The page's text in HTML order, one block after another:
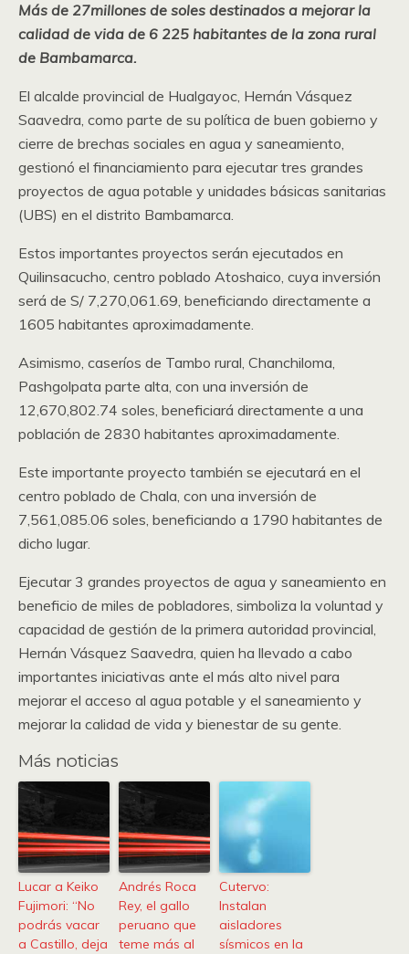
Más de 27millones de soles destinados a mejorar la
calidad de vida de 6 225 habitantes de la zona rural
de Bambamarca.
El alcalde provincial de Hualgayoc, Hernán Vásquez
Saavedra, como parte de su política de buen gobierno y
cierre de brechas sociales en agua y saneamiento,
gestionó el financiamiento para ejecutar tres grandes
proyectos de agua potable y unidades básicas sanitarias
(UBS) en el distrito Bambamarca.
Estos importantes proyectos serán ejecutados en
Quilinsacucho, centro poblado Atoshaico, cuya inversión
será de S/ 7,270,061.69, beneficiando directamente a
1605 habitantes aproximadamente.
Asimismo, caseríos de Tambo rural, Chanchiloma,
Pashgolpata parte alta, con una inversión de
12,670,802.74 soles, beneficiará directamente a una
población de 2830 habitantes aproximadamente.
Este importante proyecto también se ejecutará en el
centro poblado de Chala, con una inversión de
7,561,085.06 soles, beneficiando a 1790 habitantes de
dicho lugar.
Ejecutar 3 grandes proyectos de agua y saneamiento en
beneficio de miles de pobladores, simboliza la voluntad y
capacidad de gestión de la primera autoridad provincial,
Hernán Vásquez Saavedra, quien ha llevado a cabo
importantes iniciativas ante el más alto nivel para
mejorar el acceso al agua potable y el saneamiento y
mejorar la calidad de vida y bienestar de su gente.
Más noticias
Lucar a Keiko
Fujimori: “No
podrás vacar
a Castillo, deja
Andrés Roca
Rey, el gallo
peruano que
teme más al
Cutervo:
Instalan
aisladores
sísmicos en la